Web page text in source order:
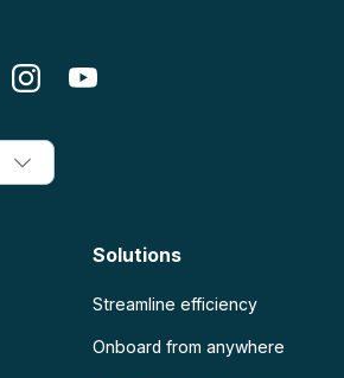
Solutions
Streamline efficiency
Onboard from anywhere